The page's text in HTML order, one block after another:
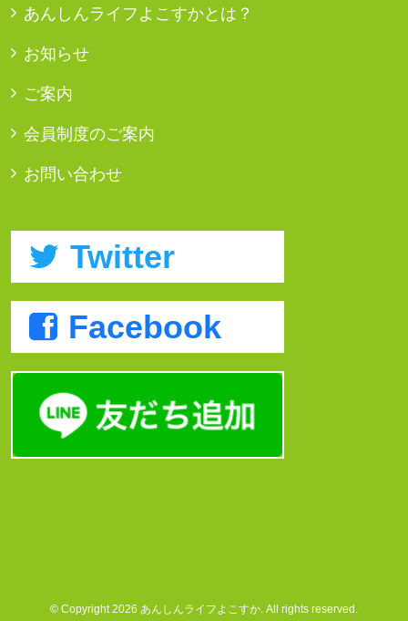
あんしんライフよこすかとは？
お知らせ
ご案内
会員制度のご案内
お問い合わせ
Twitter
Facebook
© Copyright 2026 あんしんライフよこすか. All rights reserved.